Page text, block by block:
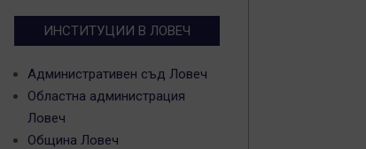
ИНСТИТУЦИИ В ЛОВЕЧ
Административен съд Ловеч
Областна администрация
Ловеч
Община Ловеч